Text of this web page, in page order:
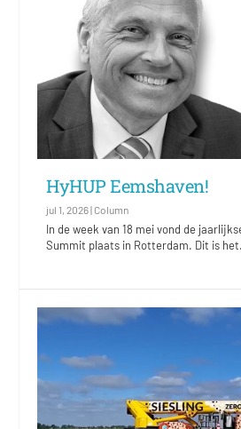
HyHUP Eemshaven!
jul 1, 2026| Column
In de week van 18 mei vond de
Summit plaats in Rotterdam. Dit is